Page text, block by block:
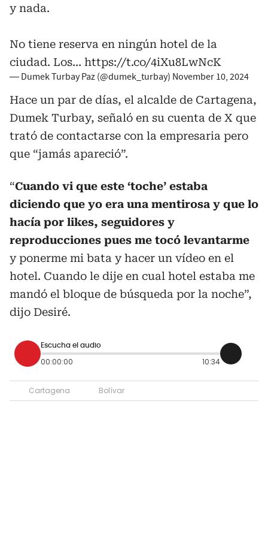
y nada.
No tiene reserva en ningún hotel de la
ciudad. Los… https://t.co/4iXu8LwNcK
— Dumek Turbay Paz (@dumek_turbay) November 10, 2024
Hace un par de días, el alcalde de Cartagena,
Dumek Turbay, señaló en su cuenta de X que
trató de contactarse con la empresaria pero
que “jamás apareció”.
“Cuando vi que este ‘toche’ estaba
diciendo que yo era una mentirosa y que lo
hacía por likes, seguidores y
reproducciones pues me tocó levantarme
y ponerme mi bata y hacer un vídeo en el
hotel. Cuando le dije en cual hotel estaba me
mandó el bloque de búsqueda por la noche”,
dijo Desiré.
Escucha el audio
00:00:00 10:34
Cartagena Bolívar